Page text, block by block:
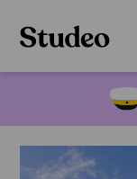
Preppaaja
Opettaja